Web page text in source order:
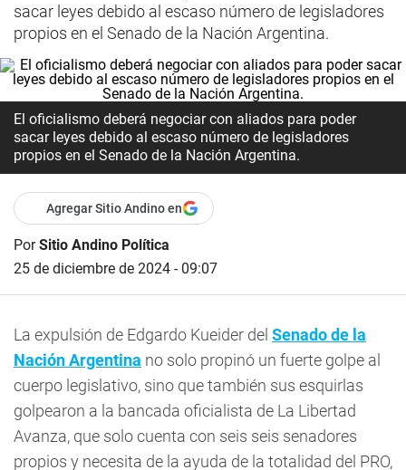
sacar leyes debido al escaso número de legisladores
propios en el Senado de la Nación Argentina.
El oficialismo deberá negociar con aliados para poder
sacar leyes debido al escaso número de legisladores
propios en el Senado de la Nación Argentina.
Agregar Sitio Andino en
PorSitio Andino Política
25 de diciembre de 2024 - 09:07
La expulsión de Edgardo Kueider del Senado de la
Nación Argentina no solo propinó un fuerte golpe al
cuerpo legislativo, sino que también sus esquirlas
golpearon a la bancada oficialista de La Libertad
Avanza, que solo cuenta con seis seis senadores
propios y necesita de la ayuda de la totalidad del PRO,